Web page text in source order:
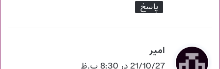
پاسخ
امیر
ف